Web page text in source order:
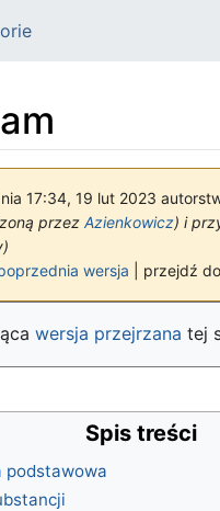
17:34, 19 lut 2023
przez Azienkowicz) i
wersja | przejdź
wersja przejrzana tej
Spis treści
podstawowa